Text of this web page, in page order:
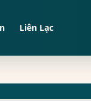
Liên Lạc